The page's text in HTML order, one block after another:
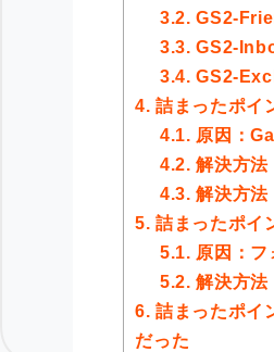
3.2. GS2-
3.3. GS2-
3.4. GS2-
4. 詰まったポイ
4.1. 原因：
4.2. 解決方法
4.3. 解決方法
5. 詰まったポイ
5.1. 原因：
5.2. 解決方法
6. 詰まったポイ
だった